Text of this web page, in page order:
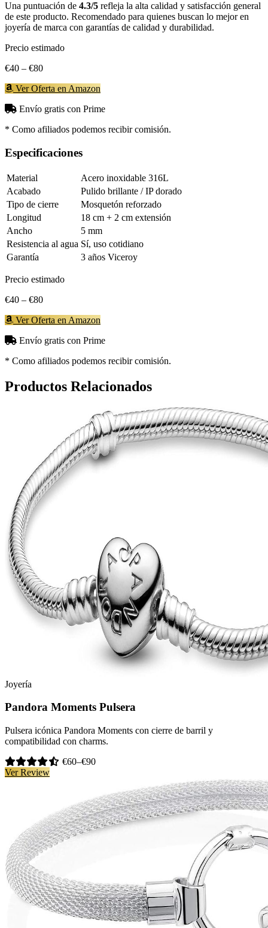
Una puntuación de 4.3/5 refleja la alta calidad y satisfacción general
de este producto. Recomendado para quienes buscan lo mejor en
joyería de marca con garantías de calidad y durabilidad.
Precio estimado
€40 – €80
Ver Oferta en Amazon
Envío gratis con Prime
* Como afiliados podemos recibir comisión.
Especificaciones
Material
Acero inoxidable 316L
Acabado
Pulido brillante / IP dorado
Tipo de cierre
Mosquetón reforzado
Longitud
18 cm + 2 cm extensión
Ancho
5 mm
Resistencia al agua Sí, uso cotidiano
Garantía
3 años Viceroy
Precio estimado
€40 – €80
Ver Oferta en Amazon
Envío gratis con Prime
* Como afiliados podemos recibir comisión.
Productos Relacionados
Joyería
Pandora Moments Pulsera
Pulsera icónica Pandora Moments con cierre de barril y
compatibilidad con charms.
€60–€90
Ver Review